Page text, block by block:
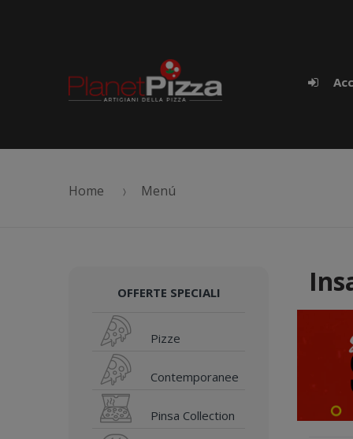
Home Menú
OFFERTE SPECIALI
Pizze
Contemporanee
Pinsa Collection